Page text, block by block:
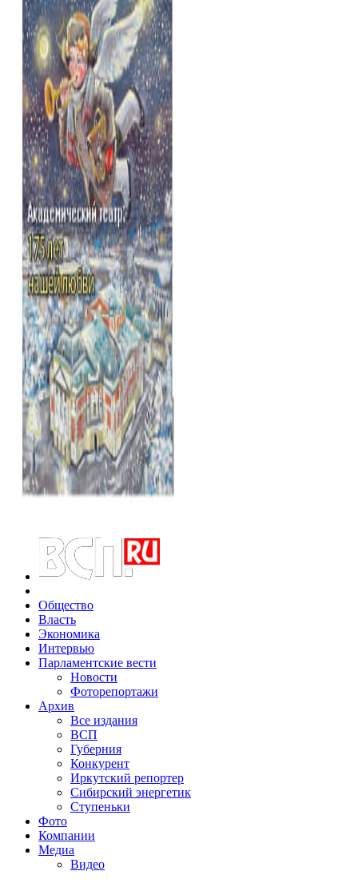
Общество
Власть
Экономика
Интервью
Парламентские вести
Новости
Фоторепортажи
Архив
Все издания
ВСП
Губерния
Конкурент
Иркутский репортер
Сибирский энергетик
Ступеньки
Фото
Компании
Медиа
Видео